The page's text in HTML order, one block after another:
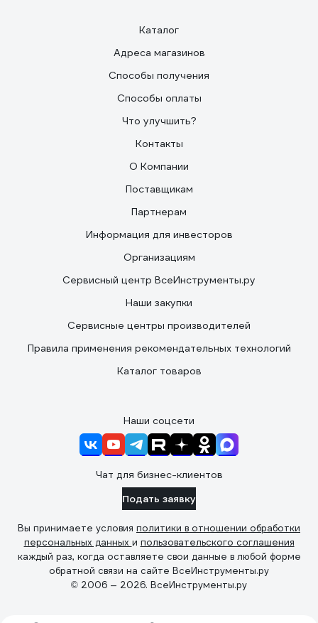
Каталог
Адреса магазинов
Способы получения
Способы оплаты
Что улучшить?
Контакты
О Компании
Поставщикам
Партнерам
Информация для инвесторов
Организациям
Сервисный центр ВсеИнструменты.ру
Наши закупки
Сервисные центры производителей
Правила применения рекомендательных технологий
Каталог товаров
Наши соцсети
Чат для бизнес-клиентов
Подать заявку
Вы принимаете условия политики в отношении обработки
персональных данных и пользовательского соглашения
каждый раз, когда оставляете свои данные в любой форме
обратной связи на сайте ВсеИнструменты.ру
© 2006 — 2026. ВсеИнструменты.ру